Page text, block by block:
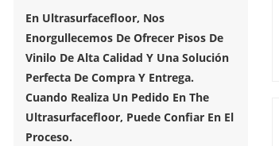
En Ultrasurfacefloor, Nos
Enorgullecemos De Ofrecer Pisos De
Vinilo De Alta Calidad Y Una Solución
Perfecta De Compra Y Entrega.
Cuando Realiza Un Pedido En The
Ultrasurfacefloor, Puede Confiar En El
Proceso.